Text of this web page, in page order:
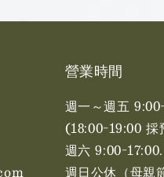
營業時間
週一～週五
(18:00-19:00 採
週六 9:00-17:00. ​​
週日公休（母親